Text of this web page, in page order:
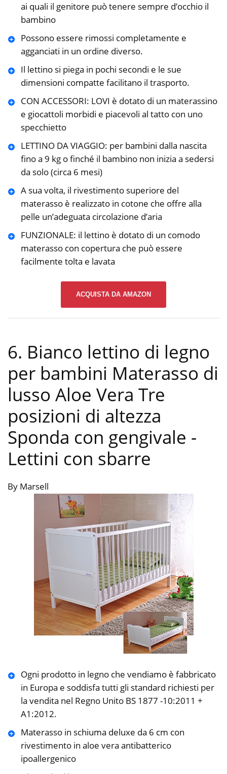
ai quali il genitore può tenere sempre d’occhio il
bambino
Possono essere rimossi completamente e
agganciati in un ordine diverso.
Il lettino si piega in pochi secondi e le sue
dimensioni compatte facilitano il trasporto.
CON ACCESSORI: LOVI è dotato di un materassino
e giocattoli morbidi e piacevoli al tatto con uno
specchietto
LETTINO DA VIAGGIO: per bambini dalla nascita
fino a 9 kg o finché il bambino non inizia a sedersi
da solo (circa 6 mesi)
A sua volta, il rivestimento superiore del
materasso è realizzato in cotone che offre alla
pelle un’adeguata circolazione d’aria
FUNZIONALE: il lettino è dotato di un comodo
materasso con copertura che può essere
facilmente tolta e lavata
ACQUISTA DA AMAZON
6. Bianco lettino di legno
per bambini Materasso di
lusso Aloe Vera Tre
posizioni di altezza
Sponda con gengivale -
Lettini con sbarre
By Marsell
Ogni prodotto in legno che vendiamo è fabbricato
in Europa e soddisfa tutti gli standard richiesti per
la vendita nel Regno Unito BS 1877 -10:2011 +
A1:2012.
Materasso in schiuma deluxe da 6 cm con
rivestimento in aloe vera antibatterico
ipoallergenico